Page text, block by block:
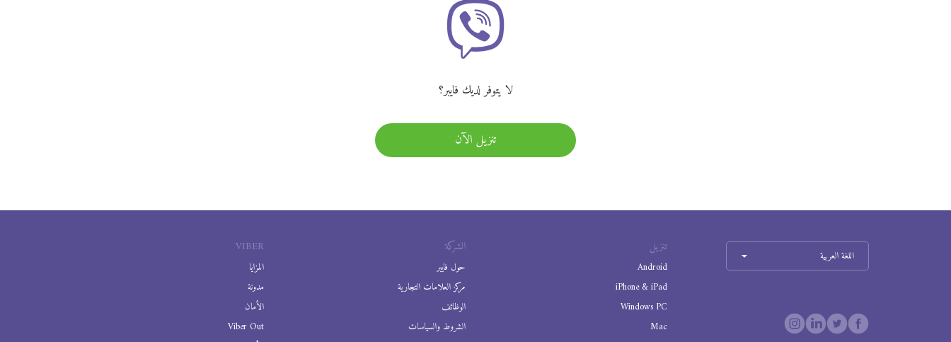
لا يتوفر لديك فايبر؟
تنزيل الآن
VIBER
المزايا
مدونة
الأمان
Viber Out
الشركة
حول فايبر
مركز العلامات التجارية
الوظائف
الشروط والسياسات
تنزيل
Android
iPhone & iPad
Windows PC
Mac
اللغة العربية